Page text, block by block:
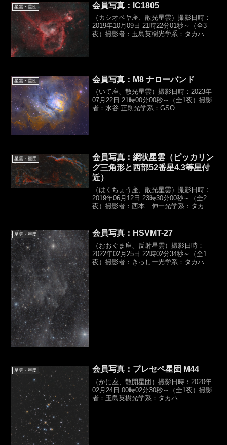
星雲・星団 会員写真：IC1805
（カシオペヤ座、散光星雲）撮影日時：
2019年10月09日 21時22分01秒～（全3
夜）撮影者：玉島英樹光学系：タカハ
星雲・星団 会員写真：M8 ナローバンド
（いて座、散光星雲）撮影日時：2023年
07月22日 21時00分00秒～（全1夜）撮影
者：水谷 正則光学系：GSO
星雲・星団
会員写真：網状星雲（ピッカリン
グ三角形と西部52番星4.3等星付
近）
（はくちょう座、散光星雲）撮影日時：
2019年06月12日 23時30分00秒～（全2
夜）撮影者：西本 伸一光学系：タカハ
時間：Hα,6...
星雲・星団 会員写真：HSVMT-27
（おおぐま座、反射星雲）撮影日時：
2022年02月25日 22時02分34秒～（全1
夜）撮影者：きっしー光学系：タカハシ
星雲・星団 会員写真：プレセペ星団 M44
（かに座、散開星団）撮影日時：2020年
02月24日 00時02分30秒～（全1夜）撮影
者：玉島英樹光学系：タカハ